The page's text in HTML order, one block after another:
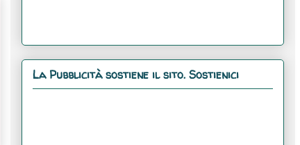
La Pubblicità sostiene il sito. Sostienici